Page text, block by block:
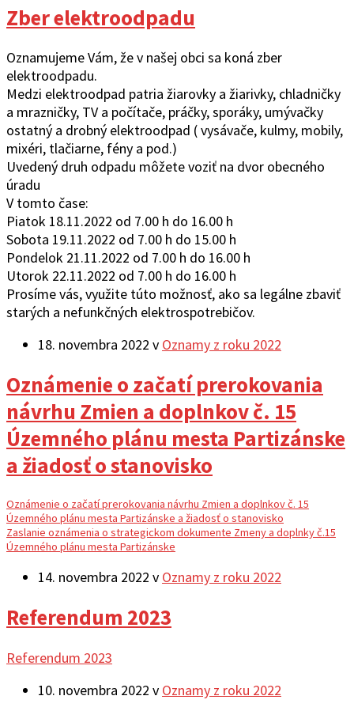
Zber elektroodpadu
Oznamujeme Vám, že v našej obci sa koná zber
elektroodpadu.
Medzi elektroodpad patria žiarovky a žiarivky, chladničky
a mrazničky, TV a počítače, práčky, sporáky, umývačky
ostatný a drobný elektroodpad ( vysávače, kulmy, mobily,
mixéri, tlačiarne, fény a pod.)
Uvedený druh odpadu môžete voziť na dvor obecného
úradu
V tomto čase:
Piatok 18.11.2022 od 7.00 h do 16.00 h
Sobota 19.11.2022 od 7.00 h do 15.00 h
Pondelok 21.11.2022 od 7.00 h do 16.00 h
Utorok 22.11.2022 od 7.00 h do 16.00 h
Prosíme vás, využite túto možnosť, ako sa legálne zbaviť
starých a nefunkčných elektrospotrebičov.
18. novembra 2022 v Oznamy z roku 2022
Oznámenie o začatí prerokovania
návrhu Zmien a doplnkov č. 15
Územného plánu mesta Partizánske
a žiadosť o stanovisko
Oznámenie o začatí prerokovania návrhu Zmien a doplnkov č. 15
Územného plánu mesta Partizánske a žiadosť o stanovisko
Zaslanie oznámenia o strategickom dokumente Zmeny a doplnky č.15
Územného plánu mesta Partizánske
14. novembra 2022 v Oznamy z roku 2022
Referendum 2023
Referendum 2023
10. novembra 2022 v Oznamy z roku 2022